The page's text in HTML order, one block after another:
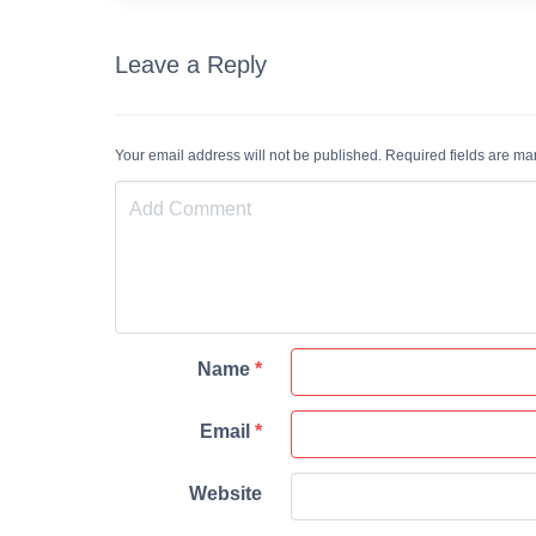
Leave a Reply
Your email address will not be published. Required fields are
Name *
Email *
Website